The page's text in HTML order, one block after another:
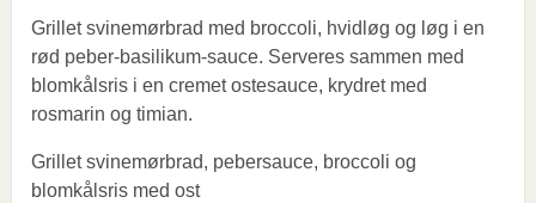
Grillet svinemørbrad med broccoli, hvidløg og løg i en
rød peber-basilikum-sauce. Serveres sammen med
blomkålsris i en cremet ostesauce, krydret med
rosmarin og timian.
Grillet svinemørbrad, pebersauce, broccoli og
blomkålsris med ost